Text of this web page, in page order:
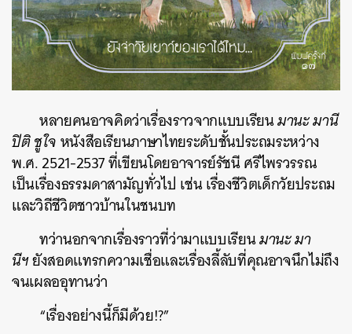
หลายคนอาจคิดว่าเรื่องราวจากแบบเรียนมานะ มานี
ปิติ ชูใจหนังสือเรียนภาษาไทยระดับชั้นประถมระหว่าง
พ.ศ. 2521-2537 ที่เขียนโดยอาจารย์รัชนี ศรีไพรวรรณ
เป็นเรื่องธรรมดาสามัญทั่วไป เช่น เรื่องชีวิตเด็กวัยประถม
และวิถีชีวิตชาวบ้านในชนบท
ทว่านอกจากเรื่องราวที่ว่ามาแบบเรียนมานะ มา
นีฯยังสอดแทรกความเชื่อและเรื่องลี้ลับที่คุณอาจนึกไม่ถึง
จนเผลออุทานว่า
“เรื่องอย่างนี้ก็มีด้วย!?”